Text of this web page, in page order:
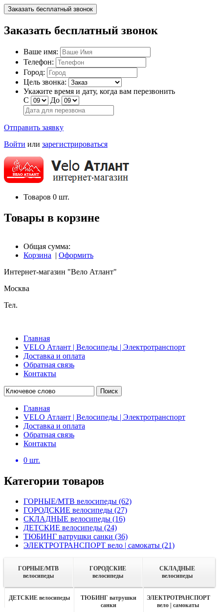
Заказать бесплатный звонок
Заказать бесплатный звонок
Ваше имя:
Телефон:
Город:
Цель звонка:
Укажите время и дату, когда вам перезвонить
С
До
Отправить заявку
Войти или зарегистрироваться
Товаров 0 шт.
Товары в корзине
Общая сумма:
Корзина | Оформить
Интернет-магазин "Вело Атлант"
Москва
Тел.
Главная
VELO Атлант | Велосипеды | Электротранспорт
Доставка и оплата
Обратная связь
Контакты
Поиск
Главная
VELO Атлант | Велосипеды | Электротранспорт
Доставка и оплата
Обратная связь
Контакты
0 шт.
Категории товаров
ГОРНЫЕ/MTB велосипеды (62)
ГОРОДСКИЕ велосипеды (27)
СКЛАДНЫЕ велосипеды (16)
ДЕТСКИЕ велосипеды (24)
ТЮБИНГ ватрушки санки (36)
ЭЛЕКТРОТРАНСПОРТ вело | самокаты (21)
ГОРНЫЕ/MTB
велосипеды
ГОРОДСКИЕ
велосипеды
СКЛАДНЫЕ
велосипеды
ДЕТСКИЕ велосипеды
ТЮБИНГ ватрушки
санки
ЭЛЕКТРОТРАНСПОРТ
вело | самокаты